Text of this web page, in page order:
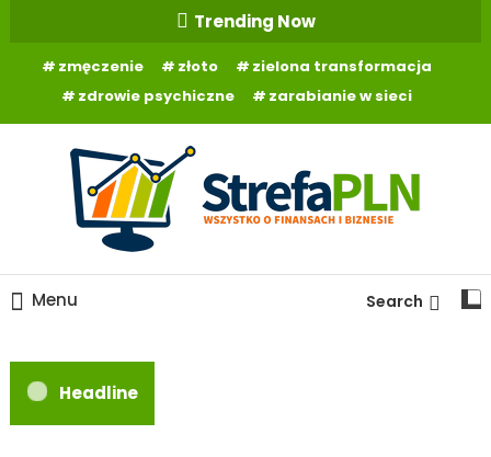
Content
Trending Now
zmęczenie złoto
zielona transformacja
zdrowie psychiczne
zarabianie w sieci
StrefaPLN.pl
Menu Search
Headline